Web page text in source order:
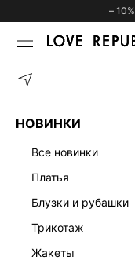
–
НОВИНКИ
все новинки
платья
блузки и рубашки
трикотаж
жакеты
ГЛАВНАЯ